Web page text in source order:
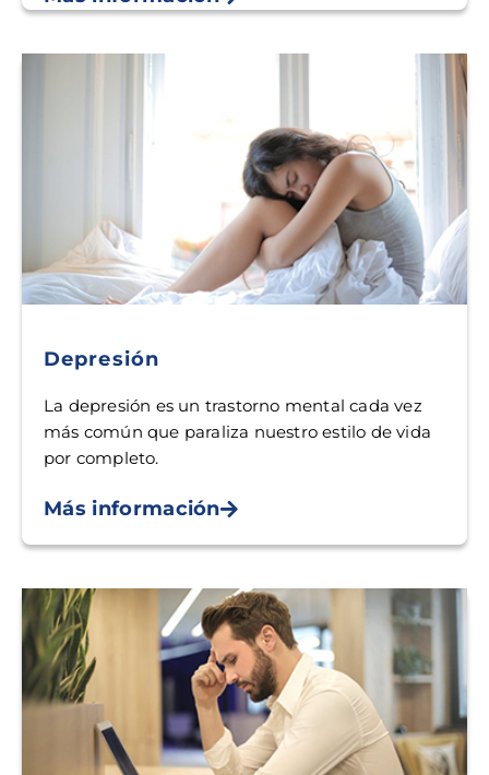
Depresión
La depresión es un trastorno mental cada vez
más común que paraliza nuestro estilo de vida
por completo.
Más información